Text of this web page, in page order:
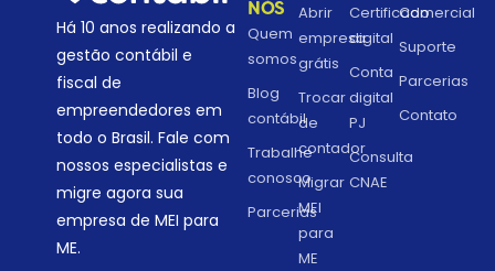
Há 10 anos realizando a
gestão contábil e
fiscal de
empreendedores em
todo o Brasil. Fale com
nossos especialistas e
migre agora sua
empresa de MEI para
ME.
NÓS
Quem
somos
Blog
contábil
Trabalhe
conosco
Parcerias
Abrir
empresa
grátis
Trocar
de
contador
Migrar
MEI
para
ME
Certificado
digital
Conta
digital
PJ
Consulta
CNAE
Comercial
Suporte
Parcerias
Contato